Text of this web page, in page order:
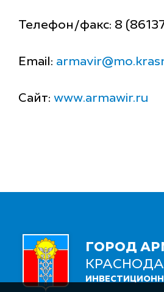
Телефон/факс: 8
Email:
Сайт: www.armawir.ru
ГОРОД